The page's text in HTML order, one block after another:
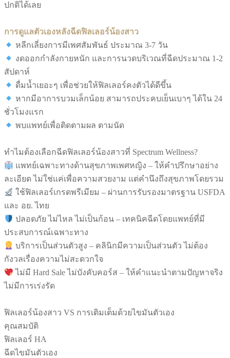
ปกติได้เลย
การดูแลตัวเองหลังฉีดฟิลเลอร์น้องสาว
หลีกเลี่ยงการมีเพศสัมพันธ์ ประมาณ 3-7 วัน
งดออกกำลังกายหนัก และการนวดบริเวณที่ฉีดประมาณ 1-2
สัปดาห์
ดื่มน้ำเยอะๆ เพื่อช่วยให้ฟิลเลอร์คงตัวได้ดีขึ้น
หากมีอาการบวมเล็กน้อย สามารถประคบเย็นเบาๆ ได้ใน 24
ชั่วโมงแรก
พบแพทย์เพื่อติดตามผล ตามนัด
ทำไมต้องเลือกฉีดฟิลเลอร์น้องสาวที่ Spectrum Wellness?
แพทย์เฉพาะทางด้านสุขภาพเพศหญิง – ให้คำปรึกษาอย่าง
ละเอียด ไม่ใช่แค่เพื่อความสวยงาม แต่คำนึงถึงสุขภาพโดยรวม
ใช้ฟิลเลอร์เกรดพรีเมียม – ผ่านการรับรองมาตรฐาน USFDA
และ อย. ไทย
ปลอดภัย ไม่ไหล ไม่เป็นก้อน – เทคนิคฉีดโดยแพทย์ที่มี
ประสบการณ์เฉพาะทาง
บริการเป็นส่วนตัวสูง – คลินิกมีความเป็นส่วนตัว ไม่ต้อง
กังวลเรื่องความไม่สะดวกใจ
ไม่มี Hard Sale ไม่บังคับคอร์ส – ให้คำแนะนำตามปัญหาจริง
ไม่มีการเร่งรัด
ฟิลเลอร์น้องสาว VS การเติมเต็มด้วยไขมันตัวเอง
คุณสมบัติ
ฟิลเลอร์ HA
ฉีดไขมันตัวเอง